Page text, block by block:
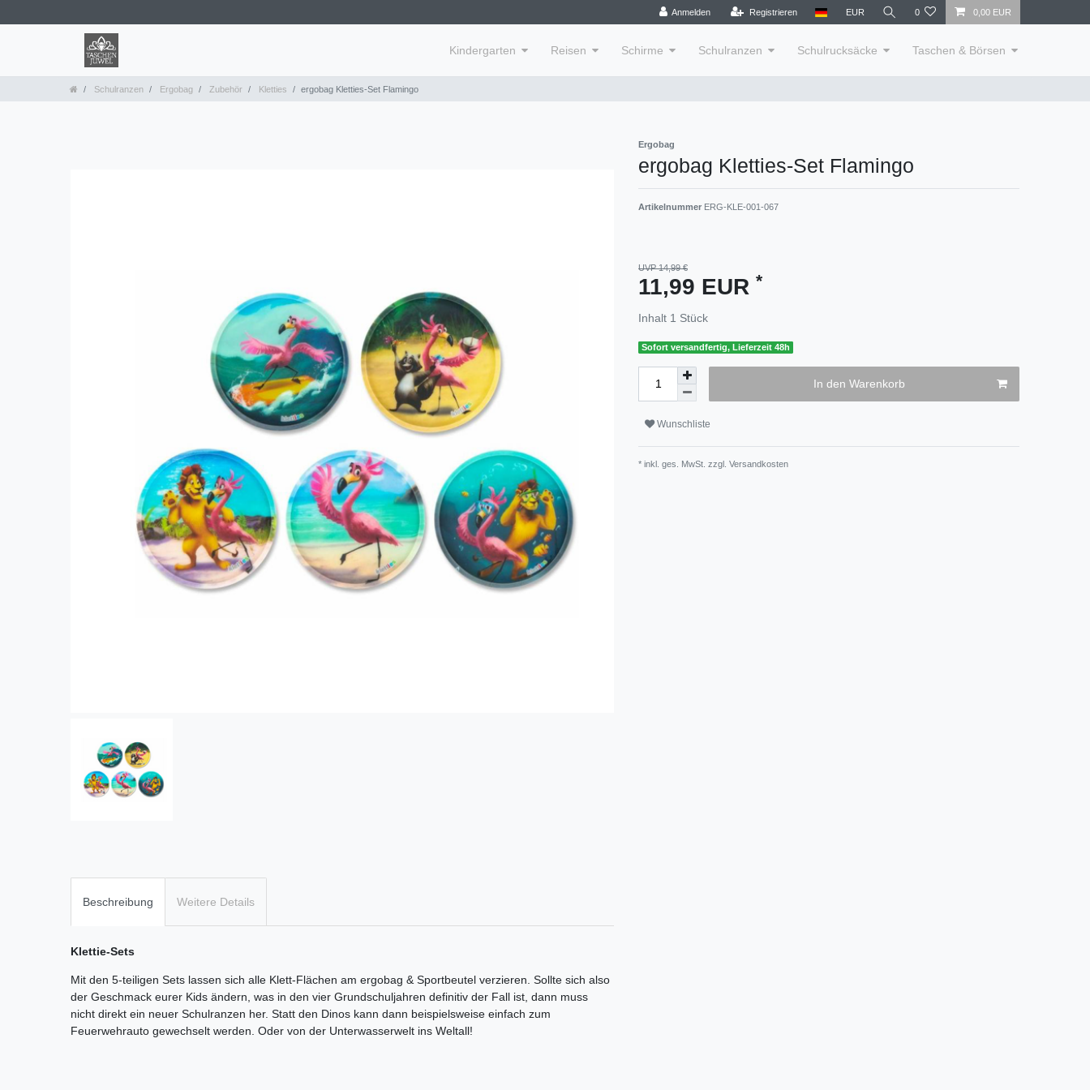
Anmelden Registrieren EUR 0 0,00 EUR
Kindergarten Reisen Schirme Schulranzen Schulrucksäcke Taschen & Börsen
Schulranzen Ergobag Zubehör Kletties ergobag Kletties-Set Flamingo
Ergobag
ergobag Kletties-Set Flamingo
Artikelnummer ERG-KLE-001-067
UVP 14,99 €
11,99 EUR *
Inhalt 1 Stück
Sofort versandfertig, Lieferzeit 48h
In den Warenkorb
Wunschliste
* inkl. ges. MwSt. zzgl. Versandkosten
Beschreibung Weitere Details
Klettie-Sets
Mit den 5-teiligen Sets lassen sich alle Klett-Flächen am ergobag & Sportbeutel verzieren. Sollte sich also
der Geschmack eurer Kids ändern, was in den vier Grundschuljahren definitiv der Fall ist, dann muss
nicht direkt ein neuer Schulranzen her. Statt den Dinos kann dann beispielsweise einfach zum
Feuerwehrauto gewechselt werden. Oder von der Unterwasserwelt ins Weltall!